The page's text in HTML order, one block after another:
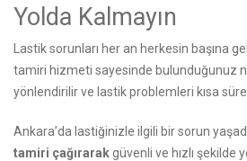
Yolda Kalmayın
Lastik sorunları her an herkesin başına
tamiri hizmeti sayesinde bulunduğunuz
yönlendirilir ve lastik problemleri kısa
Ankara’da lastiğinizle ilgili bir sorun
tamiri çağırarakgüvenli ve hızlı şekilde